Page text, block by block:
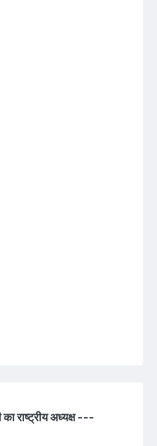
का राष्ट्रीय अध्यक्ष ---